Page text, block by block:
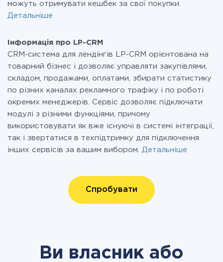
можуть отримувати кешбек за свої покупки.
Детальніше
Інформація про LP-CRM
CRM-система для лендінгів LP-CRM орієнтована на
товарний бізнес і дозволяє управляти закупівлями,
складом, продажами, оплатами, збирати статистику
по різних каналах рекламного трафіку і по роботі
окремих менеджерів. Сервіс дозволяє підключати
модулі з різними функціями, причому
використовувати як вже існуючі в системі інтеграції,
так і звертатися в техпідтримку для підключення
інших сервісів за вашим вибором. Детальніше
Спробувати
Ви власник або